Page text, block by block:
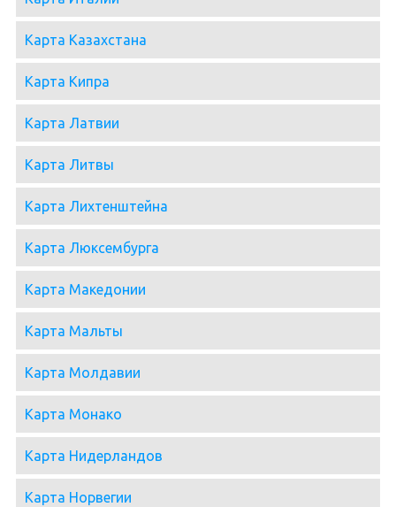
Карта Казахстана
Карта Кипра
Карта Латвии
Карта Литвы
Карта Лихтенштейна
Карта Люксембурга
Карта Македонии
Карта Мальты
Карта Молдавии
Карта Монако
Карта Нидерландов
Карта Норвегии